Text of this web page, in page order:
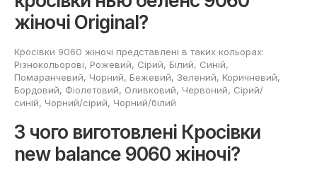
жіночі Original?
Кросівки 9060 жіночі представлені в таких кольорах:
Різнокольорові, Рожевий, Сірий, Білий, Cиній,
Помаранчевий, Чорний, Бежевий, Зелений, Коричневий,
Бордовий, Фіолетовий, Оливковий, Червоний, Сірий/
синій, Чорний/сірий, Чорний/білий
З чого виготовлені Кросівки
new balance 9060 жіночі?